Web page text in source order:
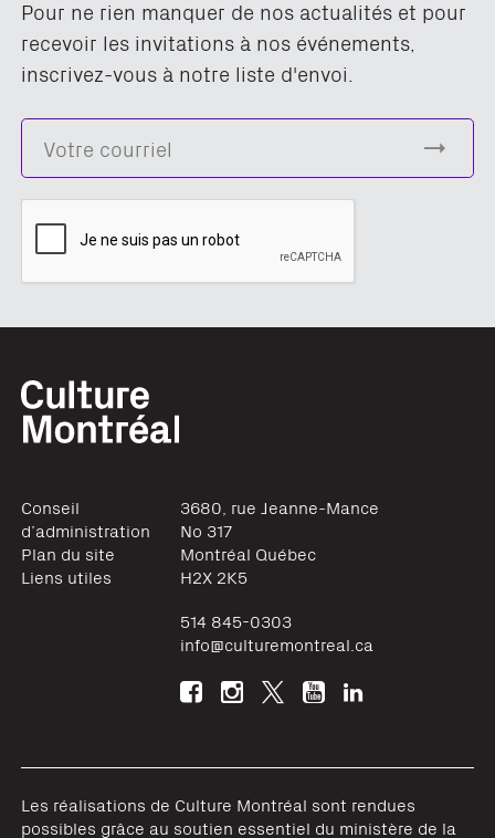
Pour ne rien manquer de nos actualités et pour
recevoir les invitations à nos événements,
inscrivez-vous à notre liste d'envoi.
Conseil
d’administration
Plan du site
Liens utiles
3680, rue Jeanne-Mance
No 317
Montréal Québec
H2X 2K5
514 845-0303
info@culturemontreal.ca
Les réalisations de Culture Montréal sont rendues
possibles grâce au soutien essentiel du ministère de la